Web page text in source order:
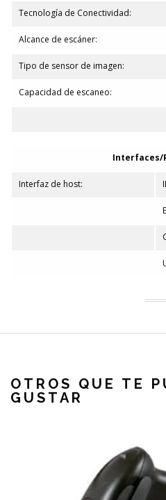
Tecnología de Conectividad:
Alcance de escáner:
Tipo de sensor de imagen:
Capacidad de escaneo:
Interfaces/
Interfaz de host:
OTROS QUE TE
GUSTAR